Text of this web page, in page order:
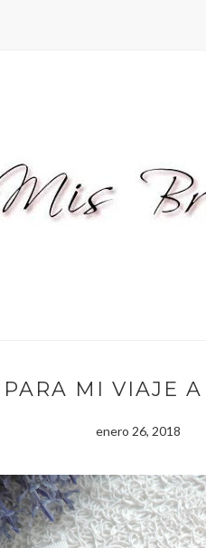
PARA MI VIAJE
enero 26, 2018